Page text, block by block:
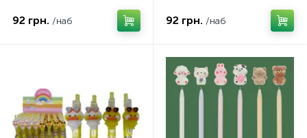
92 грн. /наб 92 грн. /наб